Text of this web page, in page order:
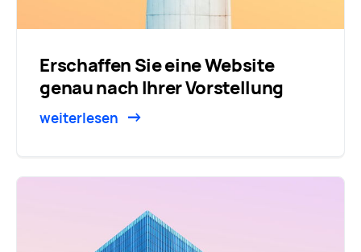
Erschaffen Sie eine Website
genau nach Ihrer Vorstellung
weiterlesen